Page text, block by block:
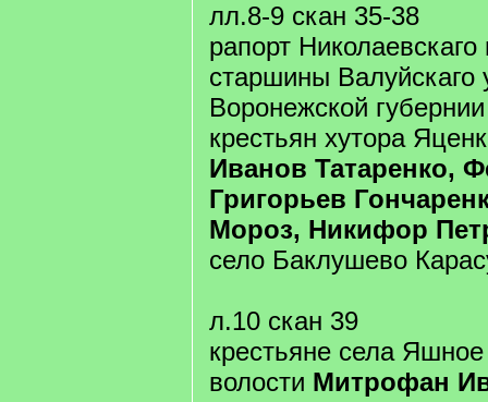
лл.8-9 скан 35-38
рапорт Николаевскаго
старшины Валуйскаго
Воронежской
крестьян хутора
Иванов Татаренко,
Григорьев
Мороз, Никифор
село Баклушево
л.10 скан 39
крестьяне села
волости Митрофан